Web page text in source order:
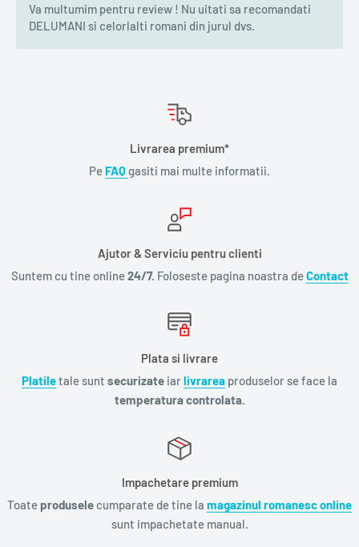
Va multumim pentru review ! Nu uitati sa recomandati
DELUMANI si celorlalti romani din jurul dvs.
Livrarea premium*
Pe FAQgasiti mai multe informatii.
Ajutor & Serviciu pentru clienti
Suntem cu tine online24/7. Foloseste pagina noastra deContact
Plata si livrare
Platiletale sunt securizate iarlivrarea produselor se face la
temperatura controlata.
Impachetare premium
Toate produsele cumparate de tine la magazinul romanesc online
sunt impachetate manual.